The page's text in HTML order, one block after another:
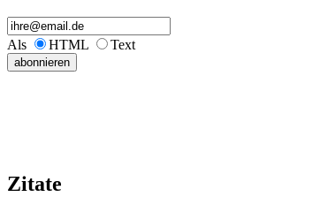
Als HTML Text
Zitate